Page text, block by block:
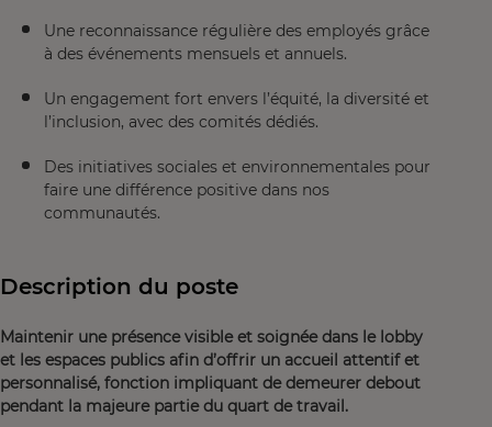
Une reconnaissance régulière des employés grâce
à des événements mensuels et annuels.
Un engagement fort envers l’équité, la diversité et
l’inclusion, avec des comités dédiés.
Des initiatives sociales et environnementales pour
faire une différence positive dans nos
communautés.
Description du poste
Maintenir une présence visible et soignée dans le lobby
et les espaces publics afin d’offrir un accueil attentif et
personnalisé, fonction impliquant de demeurer debout
pendant la majeure partie du quart de travail.